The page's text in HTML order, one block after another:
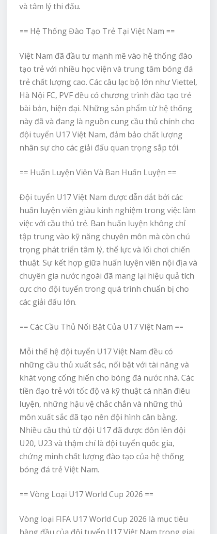
và tâm lý thi đấu.
== Hệ Thống Đào Tạo Trẻ Tại Việt Nam ==
Việt Nam đã đầu tư mạnh mẽ vào hệ thống đào
tạo trẻ với nhiều học viện và trung tâm bóng đá
trẻ chất lượng cao. Các câu lạc bộ lớn như Viettel,
Hà Nội FC, PVF đều có chương trình đào tạo trẻ
bài bản, hiện đại. Những sản phẩm từ hệ thống
này đã và đang là nguồn cung cầu thủ chính cho
đội tuyển U17 Việt Nam, đảm bảo chất lượng
nhân sự cho các giải đấu quan trọng sắp tới.
== Huấn Luyện Viên Và Ban Huấn Luyện ==
Đội tuyển U17 Việt Nam được dẫn dắt bởi các
huấn luyện viên giàu kinh nghiệm trong việc làm
việc với cầu thủ trẻ. Ban huấn luyện không chỉ
tập trung vào kỹ năng chuyên môn mà còn chú
trọng phát triển tâm lý, thể lực và lối chơi chiến
thuật. Sự kết hợp giữa huấn luyện viên nội địa và
chuyên gia nước ngoài đã mang lại hiệu quả tích
cực cho đội tuyển trong quá trình chuẩn bị cho
các giải đấu lớn.
== Các Cầu Thủ Nổi Bật Của U17 Việt Nam ==
Mỗi thế hệ đội tuyển U17 Việt Nam đều có
những cầu thủ xuất sắc, nổi bật với tài năng và
khát vọng cống hiến cho bóng đá nước nhà. Các
tiền đạo trẻ với tốc độ và kỹ thuật cá nhân điêu
luyện, những hậu vệ chắc chắn và những thủ
môn xuất sắc đã tạo nên đội hình cân bằng.
Nhiều cầu thủ từ đội U17 đã được đôn lên đội
U20, U23 và thậm chí là đội tuyển quốc gia,
chứng minh chất lượng đào tạo của hệ thống
bóng đá trẻ Việt Nam.
== Vòng Loại U17 World Cup 2026 ==
Vòng loại FIFA U17 World Cup 2026 là mục tiêu